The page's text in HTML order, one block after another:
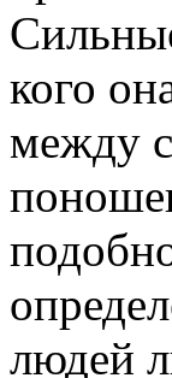
кого
между
людей